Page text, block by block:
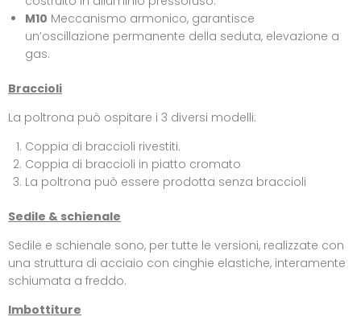
M10 Meccanismo armonico, garantisce
un’oscillazione permanente della seduta, elevazione a
gas.
Braccioli
La poltrona può ospitare i 3 diversi modelli:
Coppia di braccioli rivestiti.
Coppia di braccioli in piatto cromato
La poltrona può essere prodotta senza braccioli
Sedile & schienale
Sedile e schienale sono, per tutte le versioni, realizzate con
una struttura di acciaio con cinghie elastiche, interamente
schiumata a freddo.
Imbottiture